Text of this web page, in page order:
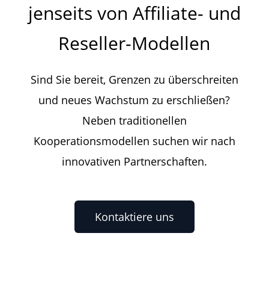
jenseits von Affiliate- und
Reseller-Modellen
Sind Sie bereit, Grenzen zu überschreiten
und neues Wachstum zu erschließen?
Neben traditionellen
Kooperationsmodellen suchen wir nach
innovativen Partnerschaften.
Kontaktiere uns